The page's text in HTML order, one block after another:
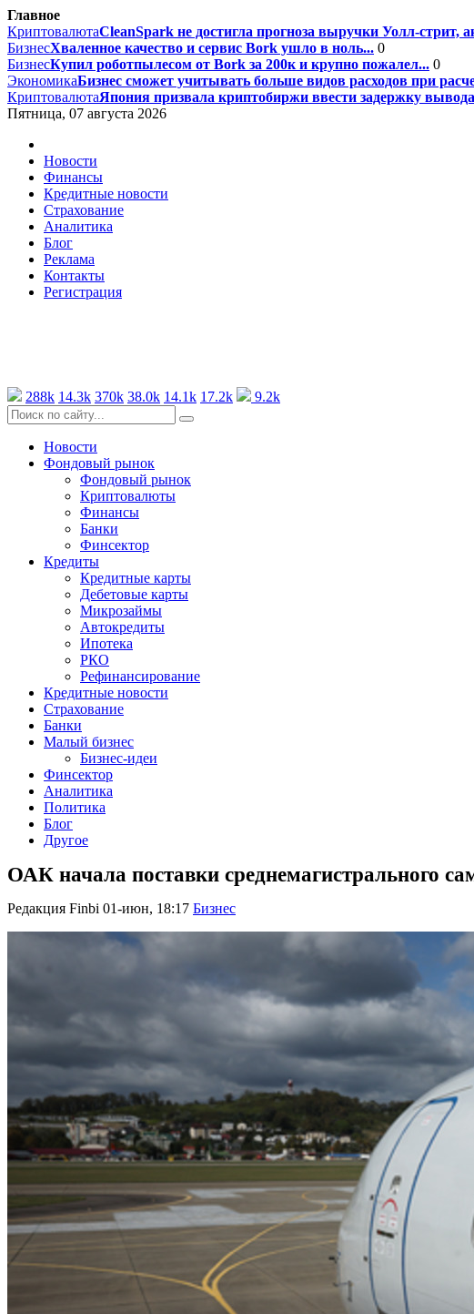
Главное
КриптовалютаCleanSpark не достигла прогноза выручки Уолл-стрит,
БизнесХваленное качество и сервис Bork ушло в ноль... 0
БизнесКупил роботпылесом от Bork за 200к и крупно пожалел... 0
ЭкономикаБизнес сможет учитывать больше видов расходов при
КриптовалютаЯпония призвала криптобиржи ввести задержку
Пятница, 07 августа 2026
Новости
Финансы
Кредитные новости
Страхование
Аналитика
Блог
Реклама
Контакты
Регистрация
288k 14.3k 370k 38.0k 14.1k 17.2k 9.2k
Новости
Фондовый рынок
Фондовый рынок
Криптовалюты
Финансы
Банки
Финсектор
Кредиты
Кредитные карты
Дебетовые карты
Микрозаймы
Автокредиты
Ипотека
РКО
Рефинансирование
Кредитные новости
Страхование
Банки
Малый бизнес
Бизнес-идеи
Финсектор
Аналитика
Политика
Блог
Другое
ОАК начала поставки среднемагистрального
Редакция Finbi 01-июн, 18:17 Бизнес